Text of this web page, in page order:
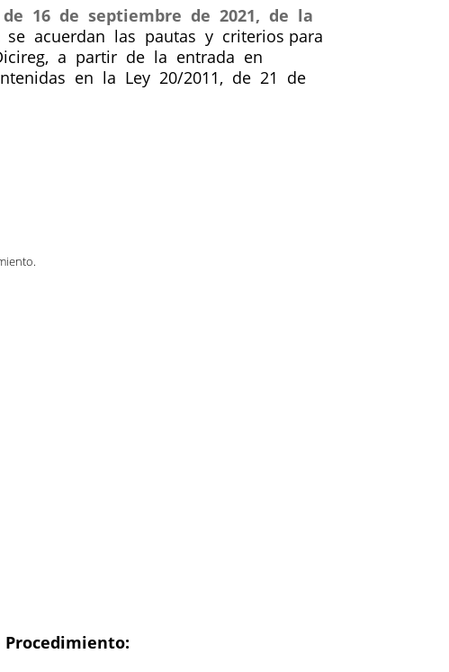
de 16 de septiembre de 2021, de la
acuerdan las pautas y criterios para
a partir de la entrada en
en la Ley 20/2011, de 21 de